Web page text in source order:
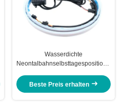
Wasserdichte
Beste Preis erhalten